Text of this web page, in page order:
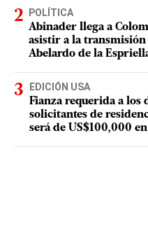
POLÍTICA
Abinader llega a
asistir a la transmisión
Abelardo de la
EDICIÓN USA
Fianza requerida a los
solicitantes de
será de US$100,000